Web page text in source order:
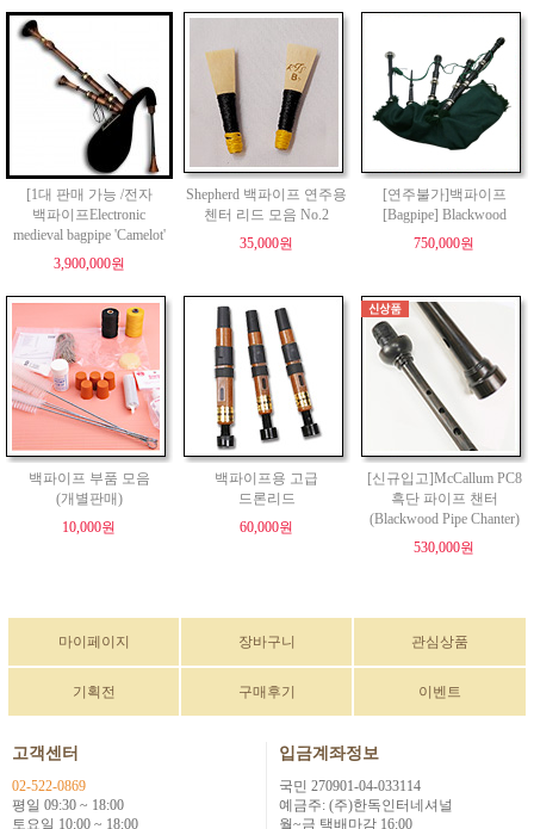
[1대 판매 가능 /전자
백파이프Electronic
medieval bagpipe 'Camelot'
3,900,000원
Shepherd 백파이프 연주용
첸터 리드 모음 No.2
35,000원
[연주불가]백파이프
[Bagpipe] Blackwood
750,000원
백파이프 부품 모음
(개별판매)
10,000원
백파이프용 고급
드론리드
60,000원
[신규입고]McCallum PC8
흑단 파이프 챈터
(Blackwood Pipe Chanter)
530,000원
마이페이지 장바구니 관심상품
기획전 구매후기 이벤트
고객센터
02-522-0869
평일 09:30 ~ 18:00
토요일 10:00 ~ 18:00
입금계좌정보
국민 270901-04-033114
예금주: (주)한독인터네셔널
월~금 택배마감 16:00